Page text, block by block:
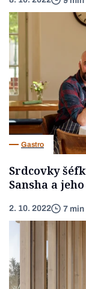
Gastro
Srdcovky
Sansha a
2. 10. 2022 7 min